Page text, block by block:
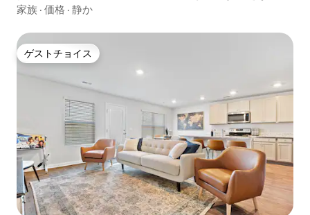
室の家
家族 · 価格 · 静か
ゲストチョイス
ゲストチョイス